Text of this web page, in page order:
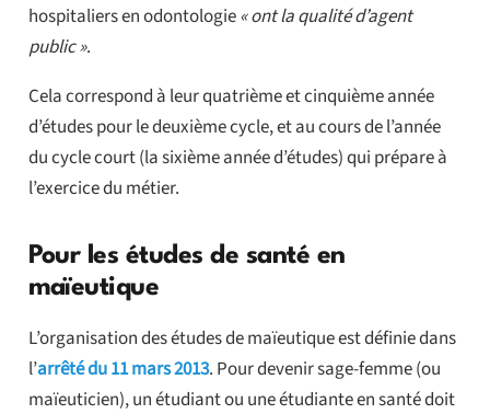
hospitaliers en odontologie« ont la qualité d’agent
public ».
Cela correspond à leur quatrième et cinquième année
d’études pour le deuxième cycle, et au cours de l’année
du cycle court (la sixième année d’études) qui prépare à
l’exercice du métier.
Pour les études de santé en
maïeutique
L’organisation des études de maïeutique est définie dans
l’arrêté du 11 mars 2013. Pour devenir sage-femme (ou
maïeuticien), un étudiant ou une étudiante en santé doit